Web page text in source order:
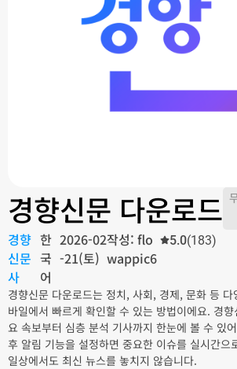
경향신문 다운로드
경향
신문
사
한
국
어
2026-02
-21(토)
작성: flo
wappic6
5.0(183)
경향신문 다운로드는 정치, 사회, 경제, 문화 등
바일에서 빠르게 확인할 수 있는 방법이에요. 경
요 속보부터 심층 분석 기사까지 한눈에 볼 수 있
후 알림 기능을 설정하면 중요한 이슈를 실시간으
일상에서도 최신 뉴스를 놓치지 않습니다.